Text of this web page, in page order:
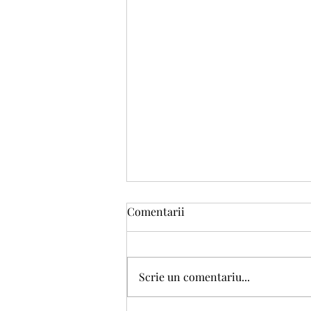
Comentarii
Scrie un comentariu...